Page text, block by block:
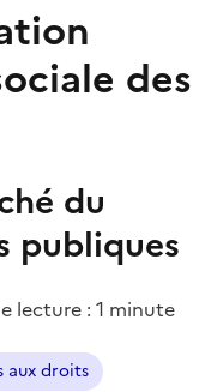
des
du
publiques
lecture : 1 minute
aux droits